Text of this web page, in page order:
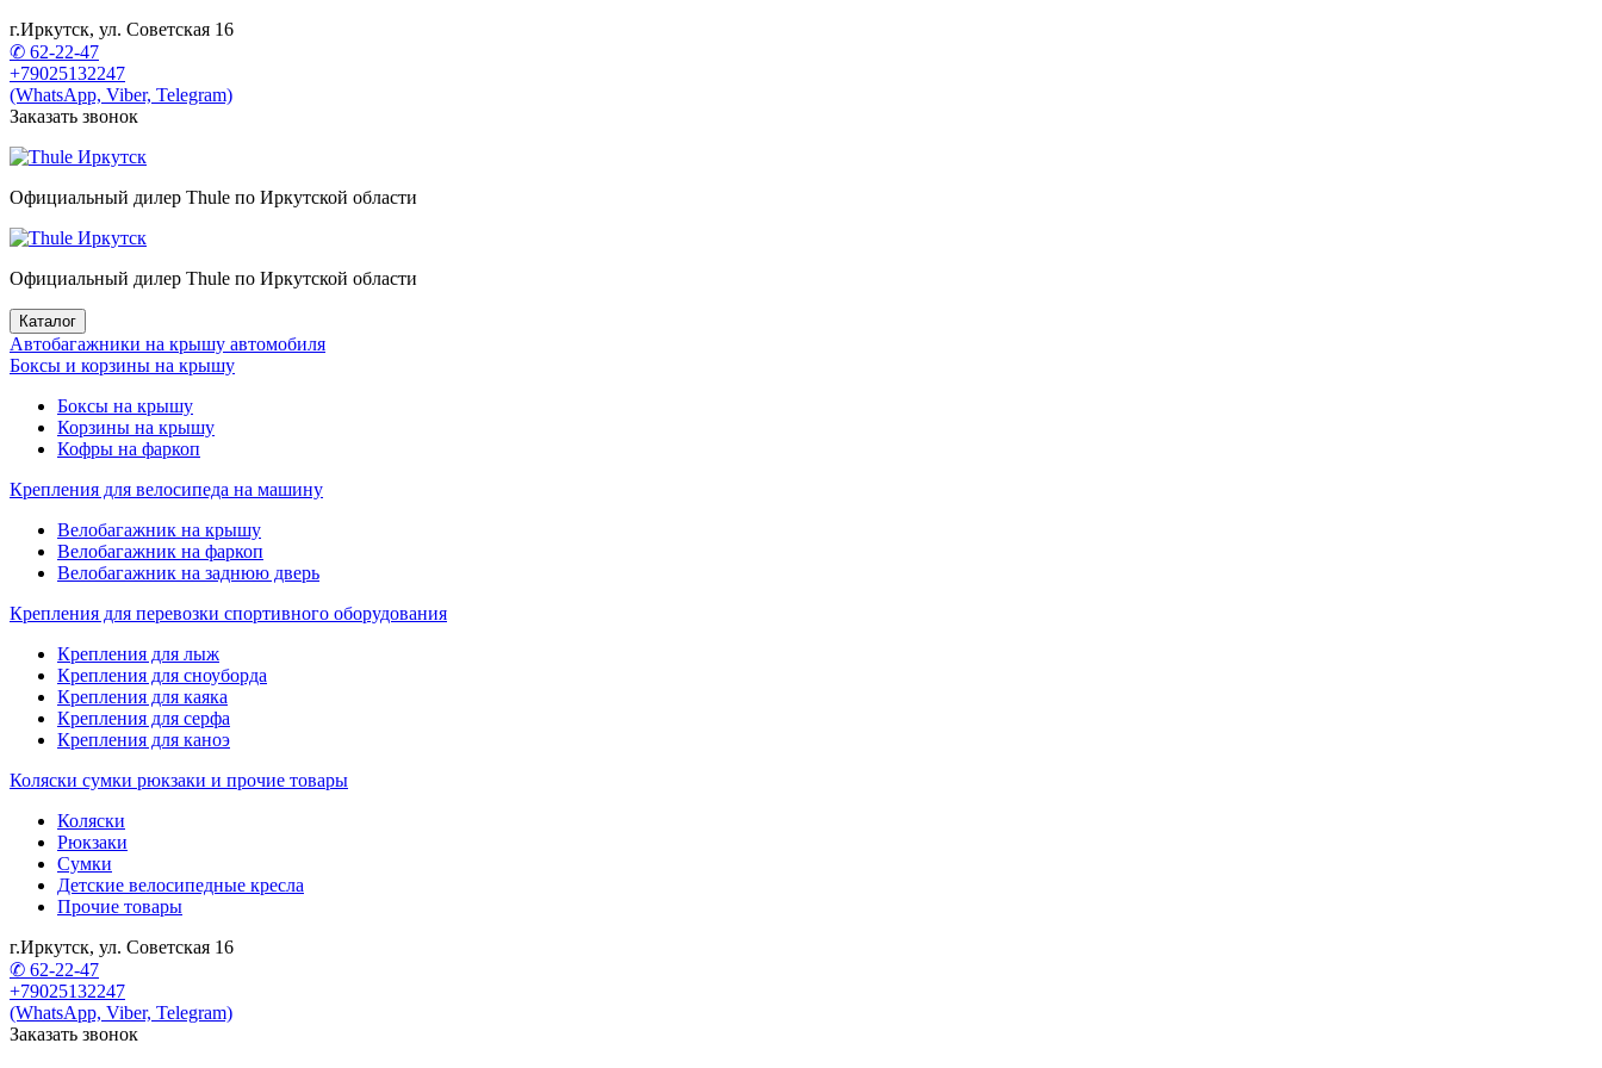
г.Иркутск, ул. Советская 16
✆ 62-22-47
+79025132247
(WhatsApp, Viber, Telegram)
Заказать звонок
Официальный дилер Thule по Иркутской области
Официальный дилер Thule по Иркутской области
Каталог
Автобагажники на крышу автомобиля
Боксы и корзины на крышу
Боксы на крышу
Корзины на крышу
Кофры на фаркоп
Крепления для велосипеда на машину
Велобагажник на крышу
Велобагажник на фаркоп
Велобагажник на заднюю дверь
Крепления для перевозки спортивного оборудования
Крепления для лыж
Крепления для сноуборда
Крепления для каяка
Крепления для серфа
Крепления для каноэ
Коляски сумки рюкзаки и прочие товары
Коляски
Рюкзаки
Сумки
Детские велосипедные кресла
Прочие товары
г.Иркутск, ул. Советская 16
✆ 62-22-47
+79025132247
(WhatsApp, Viber, Telegram)
Заказать звонок